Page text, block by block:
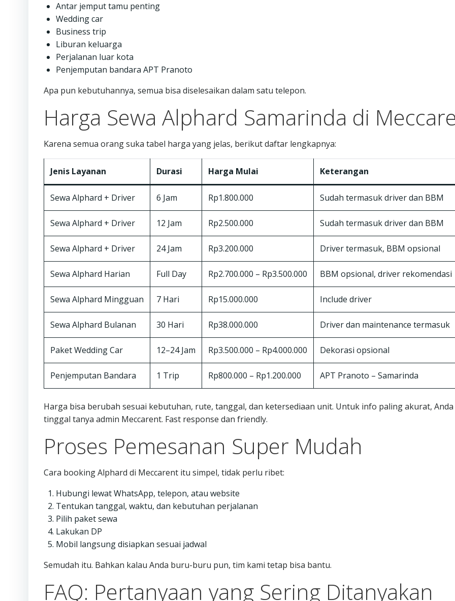
Antar jemput tamu penting
Wedding car
Business trip
Liburan keluarga
Perjalanan luar kota
Penjemputan bandara APT Pranoto
Apa pun kebutuhannya, semua bisa diselesaikan dalam satu telepon.
Harga Sewa Alphard Samarinda di
Karena semua orang suka tabel harga yang jelas, berikut daftar lengkapnya:
Jenis Layanan Durasi Harga Mulai Keterangan
Sewa Alphard + Driver 6 Jam Rp1.800.000 Sudah termasuk driver dan BBM
Sewa Alphard + Driver 12 Jam Rp2.500.000 Sudah termasuk driver dan BBM
Sewa Alphard + Driver 24 Jam Rp3.200.000 Driver termasuk, BBM opsional
Sewa Alphard Harian Full Day Rp2.700.000 – Rp3.500.000 BBM opsional, driver rekomendasi
Sewa Alphard Mingguan 7 Hari Rp15.000.000 Include driver
Sewa Alphard Bulanan 30 Hari Rp38.000.000 Driver dan maintenance termasuk
Paket Wedding Car 12–24 Jam Rp3.500.000 – Rp4.000.000 Dekorasi opsional
Penjemputan Bandara 1 Trip Rp800.000 – Rp1.200.000 APT Pranoto – Samarinda
Harga bisa berubah sesuai kebutuhan, rute, tanggal, dan ketersediaan unit. Untuk info paling akurat, Anda
tinggal tanya admin Meccarent. Fast response dan friendly.
Proses Pemesanan Super Mudah
Cara booking Alphard di Meccarent itu simpel, tidak perlu ribet:
Hubungi lewat WhatsApp, telepon, atau website
Tentukan tanggal, waktu, dan kebutuhan perjalanan
Pilih paket sewa
Lakukan DP
Mobil langsung disiapkan sesuai jadwal
Semudah itu. Bahkan kalau Anda buru-buru pun, tim kami tetap bisa bantu.
FAQ: Pertanyaan yang Sering Ditanyakan